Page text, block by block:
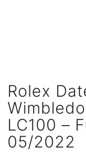
Rolex
LC100 –
05/2022